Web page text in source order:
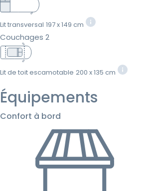
Lit transversal 197 x 149 cm
Couchages 2
Lit de toit escamotable 200 x 135 cm
Équipements
Confort à bord